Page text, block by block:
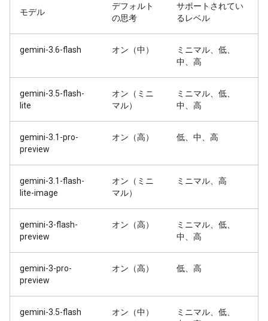
モデル
デフォルト
の思考
サポートされてい
るレベル
gemini-3.6-flash オン（中）
ミニマル、低、
中、高
gemini-3.5-flash-
lite
オン（ミニ
マル）
ミニマル、低、
中、高
gemini-3.1-pro-
preview
オン（高） 低、中、高
gemini-3.1-flash-
lite-image
オン（ミニ
マル）
ミニマル、高
gemini-3-flash-
preview
オン（高）
ミニマル、低、
中、高
gemini-3-pro-
preview
オン（高） 低、高
gemini-3.5-flash オン（中）
ミニマル、低、